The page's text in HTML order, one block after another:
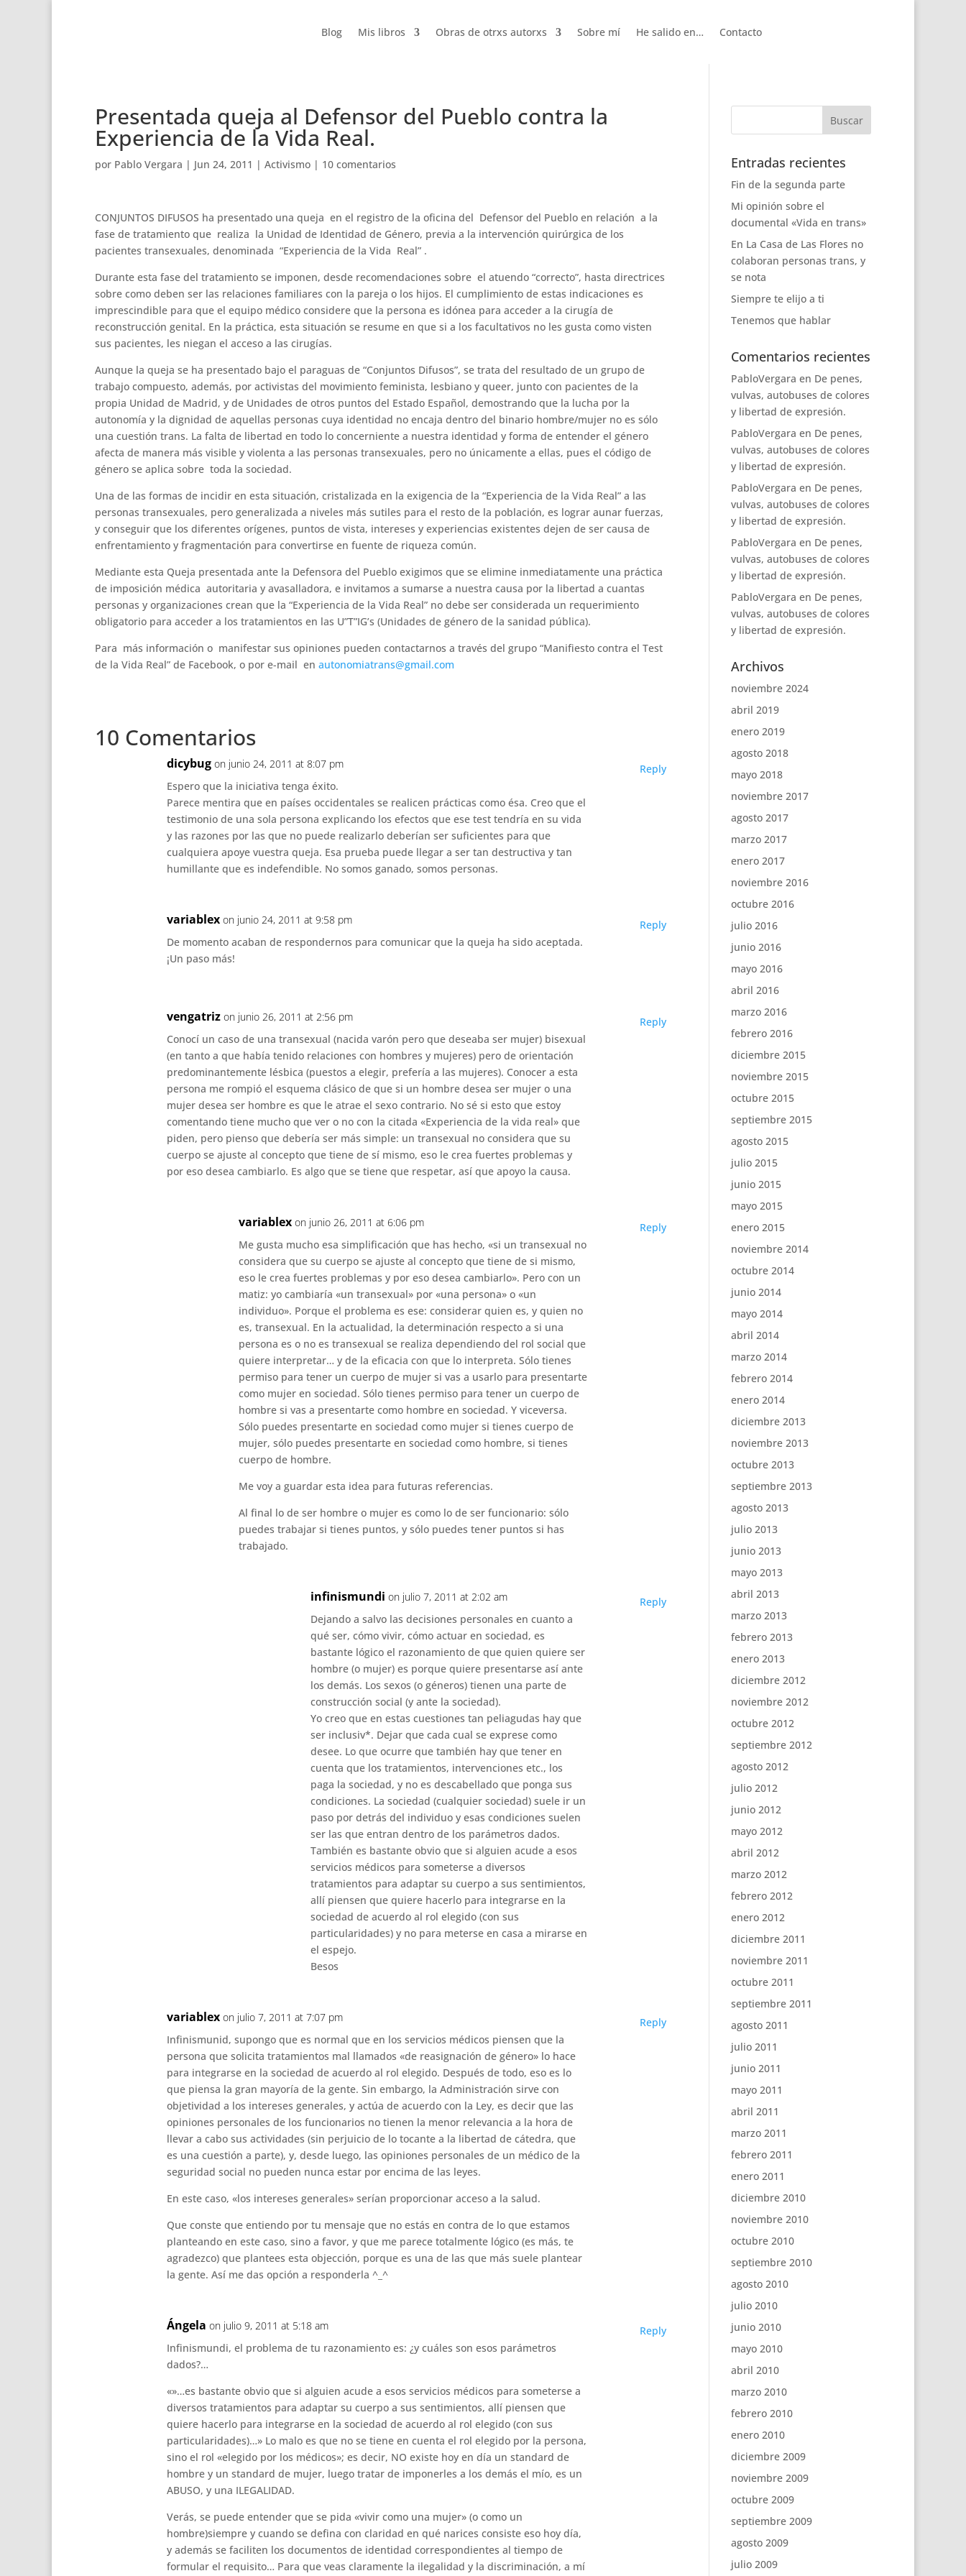
Blog Mis libros Obras de otrxs autorxs Sobre mí He salido en… Contacto
Presentada queja al Defensor del Pueblo contra la
Experiencia de la Vida Real.
por Pablo Vergara | Jun 24, 2011 | Activismo | 10 comentarios
CONJUNTOS DIFUSOS ha presentado una queja en el registro de la oficina del Defensor del Pueblo en relación a la
fase de tratamiento que realiza la Unidad de Identidad de Género, previa a la intervención quirúrgica de los
pacientes transexuales, denominada “Experiencia de la Vida Real” .
Durante esta fase del tratamiento se imponen, desde recomendaciones sobre el atuendo “correcto”, hasta directrices
sobre como deben ser las relaciones familiares con la pareja o los hijos. El cumplimiento de estas indicaciones es
imprescindible para que el equipo médico considere que la persona es idónea para acceder a la cirugía de
reconstrucción genital. En la práctica, esta situación se resume en que si a los facultativos no les gusta como visten
sus pacientes, les niegan el acceso a las cirugías.
Aunque la queja se ha presentado bajo el paraguas de “Conjuntos Difusos”, se trata del resultado de un grupo de
trabajo compuesto, además, por activistas del movimiento feminista, lesbiano y queer, junto con pacientes de la
propia Unidad de Madrid, y de Unidades de otros puntos del Estado Español, demostrando que la lucha por la
autonomía y la dignidad de aquellas personas cuya identidad no encaja dentro del binario hombre/mujer no es sólo
una cuestión trans. La falta de libertad en todo lo concerniente a nuestra identidad y forma de entender el género
afecta de manera más visible y violenta a las personas transexuales, pero no únicamente a ellas, pues el código de
género se aplica sobre toda la sociedad.
Una de las formas de incidir en esta situación, cristalizada en la exigencia de la “Experiencia de la Vida Real” a las
personas transexuales, pero generalizada a niveles más sutiles para el resto de la población, es lograr aunar fuerzas,
y conseguir que los diferentes orígenes, puntos de vista, intereses y experiencias existentes dejen de ser causa de
enfrentamiento y fragmentación para convertirse en fuente de riqueza común.
Mediante esta Queja presentada ante la Defensora del Pueblo exigimos que se elimine inmediatamente una práctica
de imposición médica autoritaria y avasalladora, e invitamos a sumarse a nuestra causa por la libertad a cuantas
personas y organizaciones crean que la “Experiencia de la Vida Real” no debe ser considerada un requerimiento
obligatorio para acceder a los tratamientos en las U”T”IG’s (Unidades de género de la sanidad pública).
Para más información o manifestar sus opiniones pueden contactarnos a través del grupo “Manifiesto contra el Test
de la Vida Real” de Facebook, o por e-mail en autonomiatrans@gmail.com
10 Comentarios
dicybug on junio 24, 2011 at 8:07 pm
Espero que la iniciativa tenga éxito.
Parece mentira que en países occidentales se realicen prácticas como ésa. Creo que el
testimonio de una sola persona explicando los efectos que ese test tendría en su vida
y las razones por las que no puede realizarlo deberían ser suficientes para que
cualquiera apoye vuestra queja. Esa prueba puede llegar a ser tan destructiva y tan
humillante que es indefendible. No somos ganado, somos personas.
Reply
variablex on junio 24, 2011 at 9:58 pm
De momento acaban de respondernos para comunicar que la queja ha sido aceptada.
¡Un paso más!
Reply
vengatriz on junio 26, 2011 at 2:56 pm
Conocí un caso de una transexual (nacida varón pero que deseaba ser mujer) bisexual
(en tanto a que había tenido relaciones con hombres y mujeres) pero de orientación
predominantemente lésbica (puestos a elegir, prefería a las mujeres). Conocer a esta
persona me rompió el esquema clásico de que si un hombre desea ser mujer o una
mujer desea ser hombre es que le atrae el sexo contrario. No sé si esto que estoy
comentando tiene mucho que ver o no con la citada «Experiencia de la vida real» que
piden, pero pienso que debería ser más simple: un transexual no considera que su
cuerpo se ajuste al concepto que tiene de sí mismo, eso le crea fuertes problemas y
por eso desea cambiarlo. Es algo que se tiene que respetar, así que apoyo la causa.
Reply
variablex on junio 26, 2011 at 6:06 pm
Me gusta mucho esa simplificación que has hecho, «si un transexual no
considera que su cuerpo se ajuste al concepto que tiene de si mismo,
eso le crea fuertes problemas y por eso desea cambiarlo». Pero con un
matiz: yo cambiaría «un transexual» por «una persona» o «un
individuo». Porque el problema es ese: considerar quien es, y quien no
es, transexual. En la actualidad, la determinación respecto a si una
persona es o no es transexual se realiza dependiendo del rol social que
quiere interpretar… y de la eficacia con que lo interpreta. Sólo tienes
permiso para tener un cuerpo de mujer si vas a usarlo para presentarte
como mujer en sociedad. Sólo tienes permiso para tener un cuerpo de
hombre si vas a presentarte como hombre en sociedad. Y viceversa.
Sólo puedes presentarte en sociedad como mujer si tienes cuerpo de
mujer, sólo puedes presentarte en sociedad como hombre, si tienes
cuerpo de hombre.
Me voy a guardar esta idea para futuras referencias.
Al final lo de ser hombre o mujer es como lo de ser funcionario: sólo
puedes trabajar si tienes puntos, y sólo puedes tener puntos si has
trabajado.
Reply
infinismundi on julio 7, 2011 at 2:02 am
Dejando a salvo las decisiones personales en cuanto a
qué ser, cómo vivir, cómo actuar en sociedad, es
bastante lógico el razonamiento de que quien quiere ser
hombre (o mujer) es porque quiere presentarse así ante
los demás. Los sexos (o géneros) tienen una parte de
construcción social (y ante la sociedad).
Yo creo que en estas cuestiones tan peliagudas hay que
ser inclusiv*. Dejar que cada cual se exprese como
desee. Lo que ocurre que también hay que tener en
cuenta que los tratamientos, intervenciones etc., los
paga la sociedad, y no es descabellado que ponga sus
condiciones. La sociedad (cualquier sociedad) suele ir un
paso por detrás del individuo y esas condiciones suelen
ser las que entran dentro de los parámetros dados.
También es bastante obvio que si alguien acude a esos
servicios médicos para someterse a diversos
tratamientos para adaptar su cuerpo a sus sentimientos,
allí piensen que quiere hacerlo para integrarse en la
sociedad de acuerdo al rol elegido (con sus
particularidades) y no para meterse en casa a mirarse en
el espejo.
Besos
Reply
variablex on julio 7, 2011 at 7:07 pm
Infinismunid, supongo que es normal que en los servicios médicos piensen que la
persona que solicita tratamientos mal llamados «de reasignación de género» lo hace
para integrarse en la sociedad de acuerdo al rol elegido. Después de todo, eso es lo
que piensa la gran mayoría de la gente. Sin embargo, la Administración sirve con
objetividad a los intereses generales, y actúa de acuerdo con la Ley, es decir que las
opiniones personales de los funcionarios no tienen la menor relevancia a la hora de
llevar a cabo sus actividades (sin perjuicio de lo tocante a la libertad de cátedra, que
es una cuestión a parte), y, desde luego, las opiniones personales de un médico de la
seguridad social no pueden nunca estar por encima de las leyes.
En este caso, «los intereses generales» serían proporcionar acceso a la salud.
Que conste que entiendo por tu mensaje que no estás en contra de lo que estamos
planteando en este caso, sino a favor, y que me parece totalmente lógico (es más, te
agradezco) que plantees esta objección, porque es una de las que más suele plantear
la gente. Así me das opción a responderla ^_^
Reply
Ángela on julio 9, 2011 at 5:18 am
Infinismundi, el problema de tu razonamiento es: ¿y cuáles son esos parámetros
dados?…
«»…es bastante obvio que si alguien acude a esos servicios médicos para someterse a
diversos tratamientos para adaptar su cuerpo a sus sentimientos, allí piensen que
quiere hacerlo para integrarse en la sociedad de acuerdo al rol elegido (con sus
particularidades)…» Lo malo es que no se tiene en cuenta el rol elegido por la persona,
sino el rol «elegido por los médicos»; es decir, NO existe hoy en día un standard de
hombre y un standard de mujer, luego tratar de imponerles a los demás el mío, es un
ABUSO, y una ILEGALIDAD.
Verás, se puede entender que se pida «vivir como una mujer» (o como un
hombre)siempre y cuando se defina con claridad en qué narices consiste eso hoy día,
y además se faciliten los documentos de identidad correspondientes al tiempo de
formular el requisito… Para que veas claramente la ilegalidad y la discriminación, a mí
Reply
Entradas recientes
Fin de la segunda parte
Mi opinión sobre el
documental «Vida en trans»
En La Casa de Las Flores no
colaboran personas trans, y
se nota
Siempre te elijo a ti
Tenemos que hablar
Comentarios recientes
PabloVergara en De penes,
vulvas, autobuses de colores
y libertad de expresión.
PabloVergara en De penes,
vulvas, autobuses de colores
y libertad de expresión.
PabloVergara en De penes,
vulvas, autobuses de colores
y libertad de expresión.
PabloVergara en De penes,
vulvas, autobuses de colores
y libertad de expresión.
PabloVergara en De penes,
vulvas, autobuses de colores
y libertad de expresión.
Archivos
noviembre 2024
abril 2019
enero 2019
agosto 2018
mayo 2018
noviembre 2017
agosto 2017
marzo 2017
enero 2017
noviembre 2016
octubre 2016
julio 2016
junio 2016
mayo 2016
abril 2016
marzo 2016
febrero 2016
diciembre 2015
noviembre 2015
octubre 2015
septiembre 2015
agosto 2015
julio 2015
junio 2015
mayo 2015
enero 2015
noviembre 2014
octubre 2014
junio 2014
mayo 2014
abril 2014
marzo 2014
febrero 2014
enero 2014
diciembre 2013
noviembre 2013
octubre 2013
septiembre 2013
agosto 2013
julio 2013
junio 2013
mayo 2013
abril 2013
marzo 2013
febrero 2013
enero 2013
diciembre 2012
noviembre 2012
octubre 2012
septiembre 2012
agosto 2012
julio 2012
junio 2012
mayo 2012
abril 2012
marzo 2012
febrero 2012
enero 2012
diciembre 2011
noviembre 2011
octubre 2011
septiembre 2011
agosto 2011
julio 2011
junio 2011
mayo 2011
abril 2011
marzo 2011
febrero 2011
enero 2011
diciembre 2010
noviembre 2010
octubre 2010
septiembre 2010
agosto 2010
julio 2010
junio 2010
mayo 2010
abril 2010
marzo 2010
febrero 2010
enero 2010
diciembre 2009
noviembre 2009
octubre 2009
septiembre 2009
agosto 2009
julio 2009